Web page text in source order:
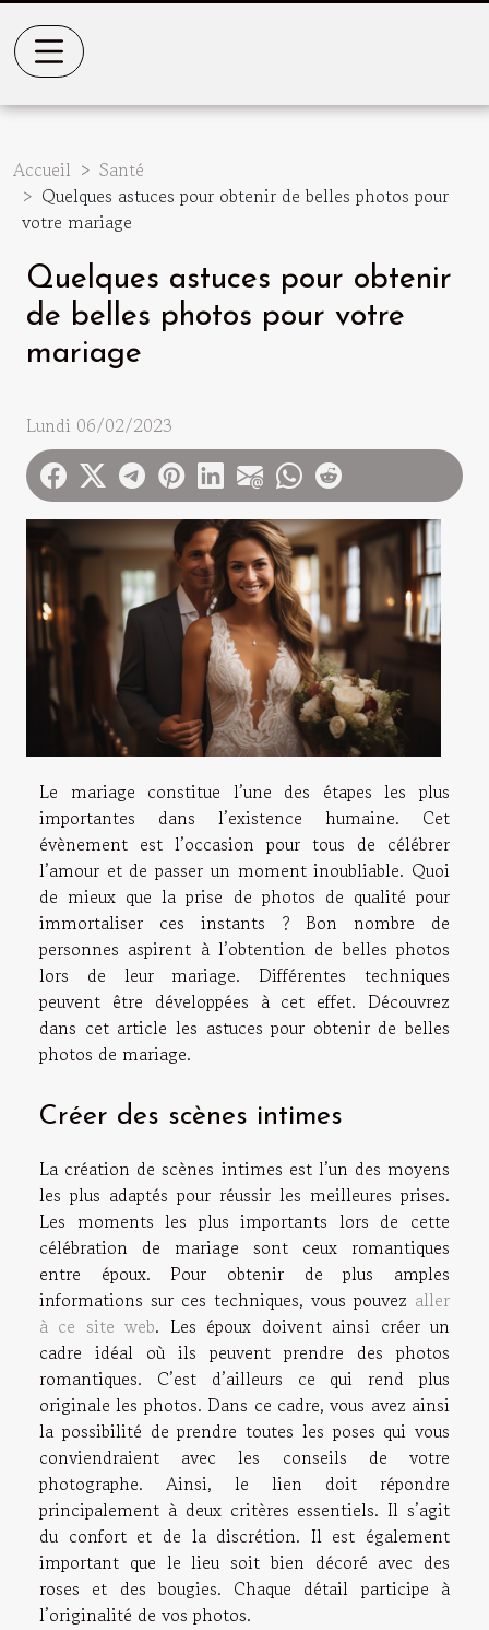
Accueil
Santé
Quelques astuces pour obtenir de belles photos pour
votre mariage
Quelques astuces pour obtenir
de belles photos pour votre
mariage
Lundi 06/02/2023
Le mariage constitue l’une des étapes les plus
importantes dans l’existence humaine. Cet
évènement est l’occasion pour tous de célébrer
l’amour et de passer un moment inoubliable. Quoi
de mieux que la prise de photos de qualité pour
immortaliser ces instants ? Bon nombre de
personnes aspirent à l’obtention de belles photos
lors de leur mariage. Différentes techniques
peuvent être développées à cet effet. Découvrez
dans cet article les astuces pour obtenir de belles
photos de mariage.
Créer des scènes intimes
La création de scènes intimes est l’un des moyens
les plus adaptés pour réussir les meilleures prises.
Les moments les plus importants lors de cette
célébration de mariage sont ceux romantiques
entre époux. Pour obtenir de plus amples
informations sur ces techniques, vous pouvez aller
à ce site web. Les époux doivent ainsi créer un
cadre idéal où ils peuvent prendre des photos
romantiques. C’est d’ailleurs ce qui rend plus
originale les photos. Dans ce cadre, vous avez ainsi
la possibilité de prendre toutes les poses qui vous
conviendraient avec les conseils de votre
photographe. Ainsi, le lien doit répondre
principalement à deux critères essentiels. Il s’agit
du confort et de la discrétion. Il est également
important que le lieu soit bien décoré avec des
roses et des bougies. Chaque détail participe à
l’originalité de vos photos.